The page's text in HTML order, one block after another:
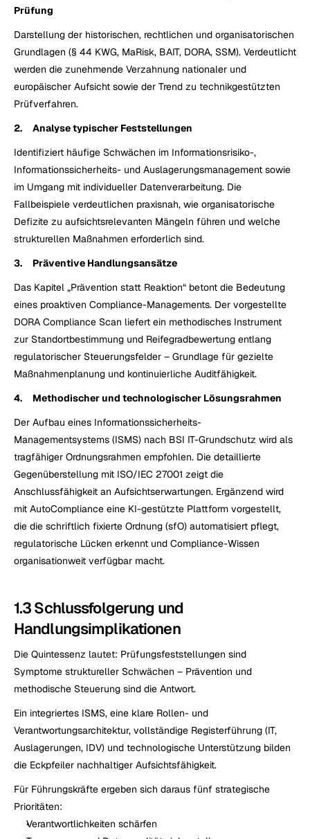
Prüfung
Darstellung der historischen, rechtlichen und organisatorischen
Grundlagen (§ 44 KWG, MaRisk, BAIT, DORA, SSM). Verdeutlicht
werden die zunehmende Verzahnung nationaler und
europäischer Aufsicht sowie der Trend zu technikgestützten
Prüfverfahren.
2.     Analyse typischer Feststellungen
Identifiziert häufige Schwächen im Informationsrisiko-,
Informationssicherheits- und Auslagerungsmanagement sowie
im Umgang mit individueller Datenverarbeitung. Die
Fallbeispiele verdeutlichen praxisnah, wie organisatorische
Defizite zu aufsichtsrelevanten Mängeln führen und welche
strukturellen Maßnahmen erforderlich sind.
3.     Präventive Handlungsansätze
Das Kapitel „Prävention statt Reaktion“ betont die Bedeutung
eines proaktiven Compliance-Managements. Der vorgestellte
DORA Compliance Scan liefert ein methodisches Instrument
zur Standortbestimmung und Reifegradbewertung entlang
regulatorischer Steuerungsfelder – Grundlage für gezielte
Maßnahmenplanung und kontinuierliche Auditfähigkeit.
4.     Methodischer und technologischer Lösungsrahmen
Der Aufbau eines Informationssicherheits-
Managementsystems (ISMS) nach BSI IT-Grundschutz wird als
tragfähiger Ordnungsrahmen empfohlen. Die detaillierte
Gegenüberstellung mit ISO/IEC 27001 zeigt die
Anschlussfähigkeit an Aufsichtserwartungen. Ergänzend wird
mit AutoCompliance eine KI-gestützte Plattform vorgestellt,
die die schriftlich fixierte Ordnung (sfO) automatisiert pflegt,
regulatorische Lücken erkennt und Compliance-Wissen
organisationweit verfügbar macht.
1.3 Schlussfolgerung und
Handlungsimplikationen
Die Quintessenz lautet: Prüfungsfeststellungen sind
Symptome struktureller Schwächen – Prävention und
methodische Steuerung sind die Antwort.
Ein integriertes ISMS, eine klare Rollen- und
Verantwortungsarchitektur, vollständige Registerführung (IT,
Auslagerungen, IDV) und technologische Unterstützung bilden
die Eckpfeiler nachhaltiger Aufsichtsfähigkeit.
Für Führungskräfte ergeben sich daraus fünf strategische
Prioritäten:
Verantwortlichkeiten schärfen